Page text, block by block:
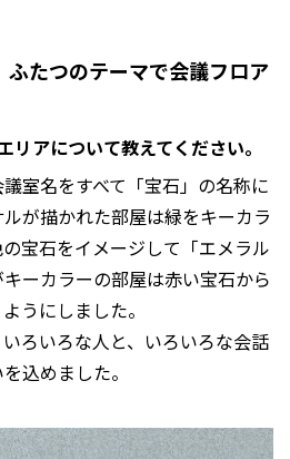
ふたつのテーマで会議フロア
アについて教えてください。
室名をすべて「宝石」の名称に
が描かれた部屋は緑をキーカラ
宝石をイメージして「エメラル
ーカラーの部屋は赤い宝石から
うにしました。
ろいろな人と、いろいろな会話
込めました。